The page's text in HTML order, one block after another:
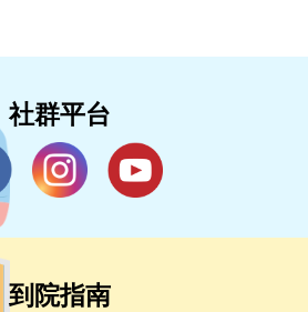
社群平台
到院指南